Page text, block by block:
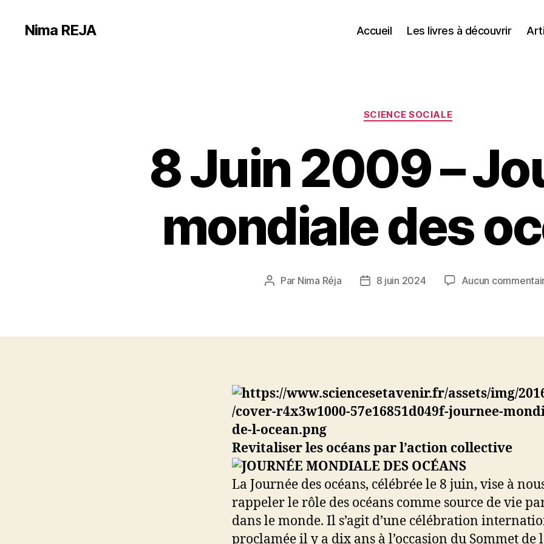
Nima REJA Accueil Les livres à découvrir
Catégories
SCIENCE SOCIALE
8 Juin 2009 –
mondiale des
Auteur
Par Nima Réja
Date8 juin 2024 Aucun
Revitaliser les océans par l’action collective
La Journée des océans, célébrée le 8 juin, vise à
rappeler le rôle des océans comme source de vie
dans le monde. Il s’agit d’une célébration
proclamée il y a dix ans à l’occasion du Sommet de